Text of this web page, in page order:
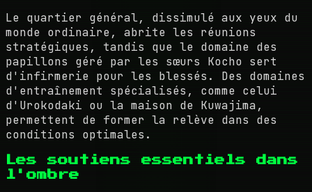
Le quartier général, dissimulé aux yeux du
monde ordinaire, abrite les réunions
stratégiques, tandis que le domaine des
papillons géré par les sœurs Kocho sert
d'infirmerie pour les blessés. Des domaines
d'entraînement spécialisés, comme celui
d'Urokodaki ou la maison de Kuwajima,
permettent de former la relève dans des
conditions optimales.
Les soutiens essentiels dans
l'ombre